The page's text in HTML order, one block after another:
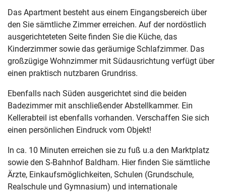
Das Apartment besteht aus einem Eingangsbereich über
den Sie sämtliche Zimmer erreichen. Auf der nordöstlich
ausgerichteteten Seite finden Sie die Küche, das
Kinderzimmer sowie das geräumige Schlafzimmer. Das
großzügige Wohnzimmer mit Südausrichtung verfügt über
einen praktisch nutzbaren Grundriss.
Ebenfalls nach Süden ausgerichtet sind die beiden
Badezimmer mit anschließender Abstellkammer. Ein
Kellerabteil ist ebenfalls vorhanden. Verschaffen Sie sich
einen persönlichen Eindruck vom Objekt!
In ca. 10 Minuten erreichen sie zu fuß u.a den Marktplatz
sowie den S-Bahnhof Baldham. Hier finden Sie sämtliche
Ärzte, Einkaufsmöglichkeiten, Schulen (Grundschule,
Realschule und Gymnasium) und internationale